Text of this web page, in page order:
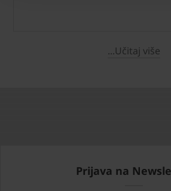
...Učitaj više
Prijava na